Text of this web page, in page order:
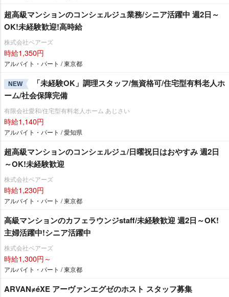
超高級マンションのコンシェルジュ業務/シニア活躍中 週2日～
OK!未経験歓迎!高時給
株式会社ベアーズ
時給1,350円
アルバイト・パート / 東京都
NEW
「未経験OK」調理スタッフ/無資格可/住宅型有料老人ホ
ーム/社会保障完備
有限会社愛和/住宅型有料老人ホーム あじさい
時給1,140円
アルバイト・パート / 愛知県
超高級マンションのコンシェルジュ/日曜祝日はおやすみ 週2日
～OK!未経験歓迎
株式会社ベアーズ
時給1,230円
アルバイト・パート / 東京都
高級マンションのカフェラウンジstaff/未経験歓迎 週2日～OK!
主婦活躍中!シニア活躍中
株式会社ベアーズ
時給1,300円～
アルバイト・パート / 東京都
ARVAN≠éXE アーヴァンエグゼのホスト スタッフ募集